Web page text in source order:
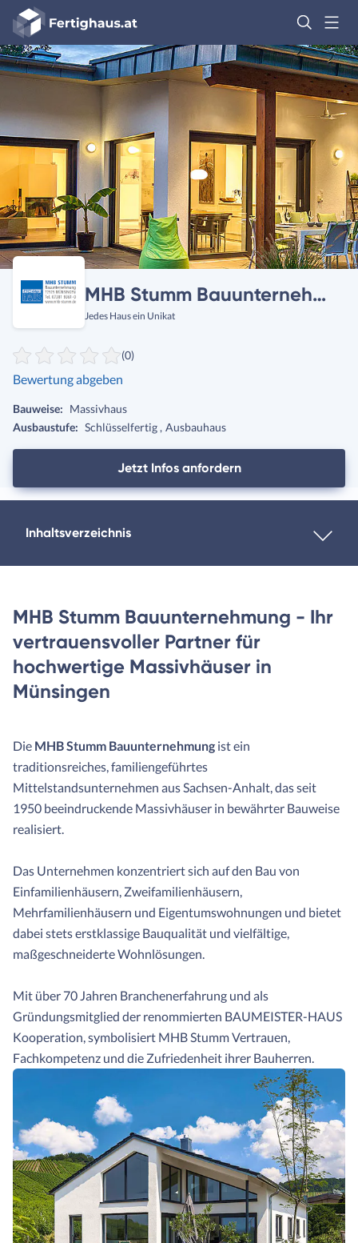
Fertighaus
Logo
Anmelden
MHB Stumm Bauunternehmung
Jedes Haus ein Unikat
(0)
Bewertung abgeben
Bauweise: Massivhaus
Ausbaustufe: Schlüsselfertig Ausbauhaus
Jetzt Infos anfordern
Inhaltsverzeichnis
MHB Stumm Bauunternehmung - Ihr
vertrauensvoller Partner für
hochwertige Massivhäuser in
Münsingen
Die MHB Stumm Bauunternehmung ist ein
traditionsreiches, familiengeführtes
Mittelstandsunternehmen aus Sachsen-Anhalt, das seit
1950 beeindruckende Massivhäuser in bewährter Bauweise
realisiert.
Das Unternehmen konzentriert sich auf den Bau von
Einfamilienhäusern, Zweifamilienhäusern,
Mehrfamilienhäusern und Eigentumswohnungen und bietet
dabei stets erstklassige Bauqualität und vielfältige,
maßgeschneiderte Wohnlösungen.
Mit über 70 Jahren Branchenerfahrung und als
Gründungsmitglied der renommierten BAUMEISTER-HAUS
Kooperation, symbolisiert MHB Stumm Vertrauen,
Fachkompetenz und die Zufriedenheit ihrer Bauherren.